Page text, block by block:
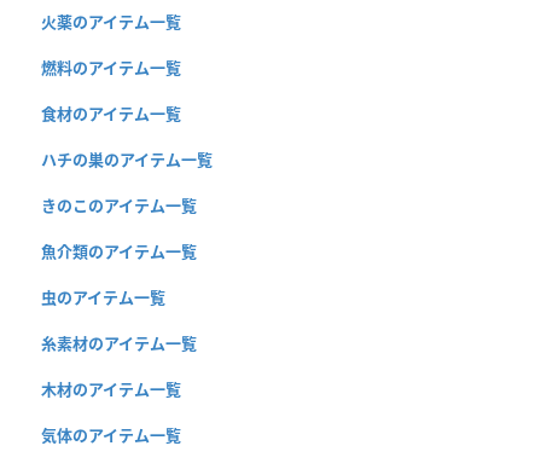
火薬のアイテム一覧
燃料のアイテム一覧
食材のアイテム一覧
ハチの巣のアイテム一覧
きのこのアイテム一覧
魚介類のアイテム一覧
虫のアイテム一覧
糸素材のアイテム一覧
木材のアイテム一覧
気体のアイテム一覧